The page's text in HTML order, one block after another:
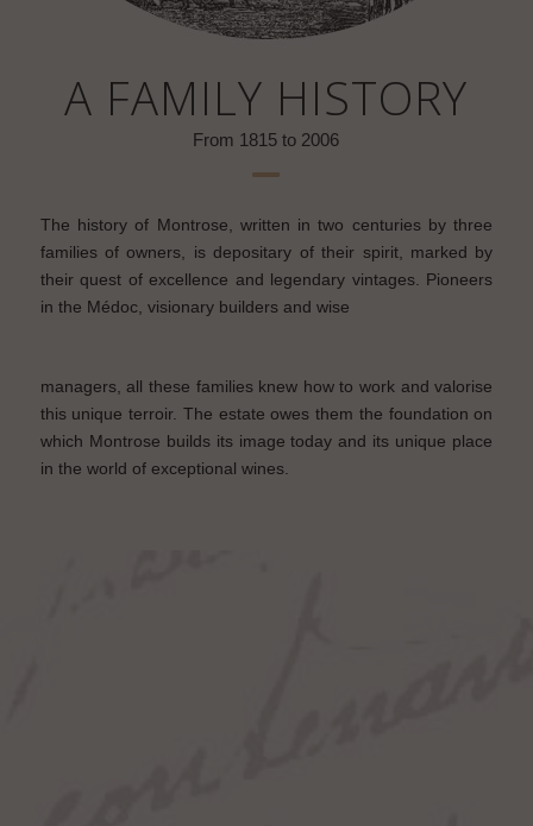
A FAMILY HISTORY
From 1815 to 2006
The history of Montrose, written in two centuries by three
families of owners, is depositary of their spirit, marked by
their quest of excellence and legendary vintages. Pioneers
in the Médoc, visionary builders and wise
managers, all these families knew how to work and valorise
this unique terroir. The estate owes them the foundation on
which Montrose builds its image today and its unique place
in the world of exceptional wines.